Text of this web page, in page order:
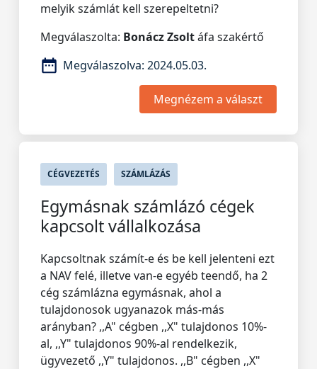
melyik számlát kell szerepeltetni?
Megválaszolta: Bonácz Zsoltáfa szakértő
Megválaszolva: 2024.05.03.
Megnézem a választ
CÉGVEZETÉS SZÁMLÁZÁS
Egymásnak számlázó cégek
kapcsolt vállalkozása
Kapcsoltnak számít-e és be kell jelenteni ezt
a NAV felé, illetve van-e egyéb teendő, ha 2
cég számlázna egymásnak, ahol a
tulajdonosok ugyanazok más-más
arányban? ,,A" cégben ,,X" tulajdonos 10%-
al, ,,Y" tulajdonos 90%-al rendelkezik,
ügyvezető ,,Y" tulajdonos. ,,B" cégben ,,X"